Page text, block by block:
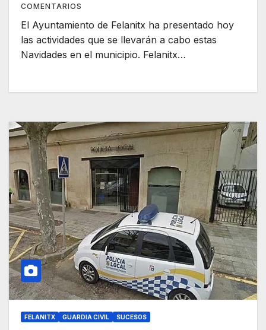
COMENTARIOS
El Ayuntamiento de Felanitx ha presentado hoy
las actividades que se llevarán a cabo estas
Navidades en el municipio. Felanitx…
FELANITX GUARDIA CIVIL SUCESOS